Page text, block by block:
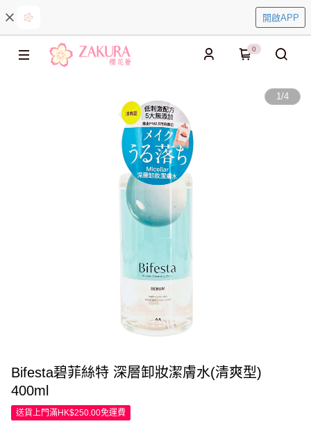
開啟APP
0
1/4
Bifesta碧菲絲特 深層卸妝潔膚水(清爽型)
400ml
送貨上門滿HK$250.00免運費